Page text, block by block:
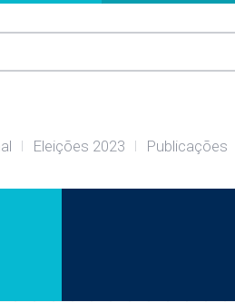
Eleições 2023 Publicações